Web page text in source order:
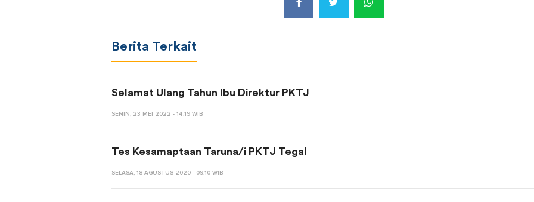
Berita Terkait
Selamat Ulang Tahun Ibu Direktur PKTJ
SENIN, 23 MEI 2022 - 14:19 WIB
Tes Kesamaptaan Taruna/i PKTJ Tegal
SELASA, 18 AGUSTUS 2020 - 09:10 WIB